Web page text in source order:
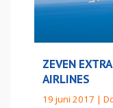
ZEVEN
AIRLINES
19 juni 2017 |